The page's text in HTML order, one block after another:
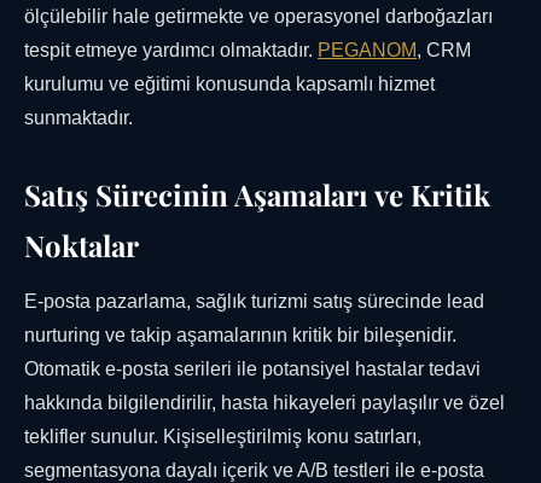
ölçülebilir hale getirmekte ve operasyonel darboğazları
tespit etmeye yardımcı olmaktadır. PEGANOM, CRM
kurulumu ve eğitimi konusunda kapsamlı hizmet
sunmaktadır.
Satış Sürecinin Aşamaları ve Kritik
Noktalar
E-posta pazarlama, sağlık turizmi satış sürecinde lead
nurturing ve takip aşamalarının kritik bir bileşenidir.
Otomatik e-posta serileri ile potansiyel hastalar tedavi
hakkında bilgilendirilir, hasta hikayeleri paylaşılır ve özel
teklifler sunulur. Kişiselleştirilmiş konu satırları,
segmentasyona dayalı içerik ve A/B testleri ile e-posta